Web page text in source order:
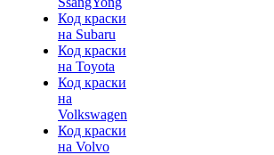
Код краски
на Subaru
Код краски
на Toyota
Код краски
на
Volkswagen
Код краски
на Volvo